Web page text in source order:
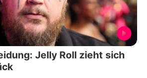
Jelly Roll zieht sich